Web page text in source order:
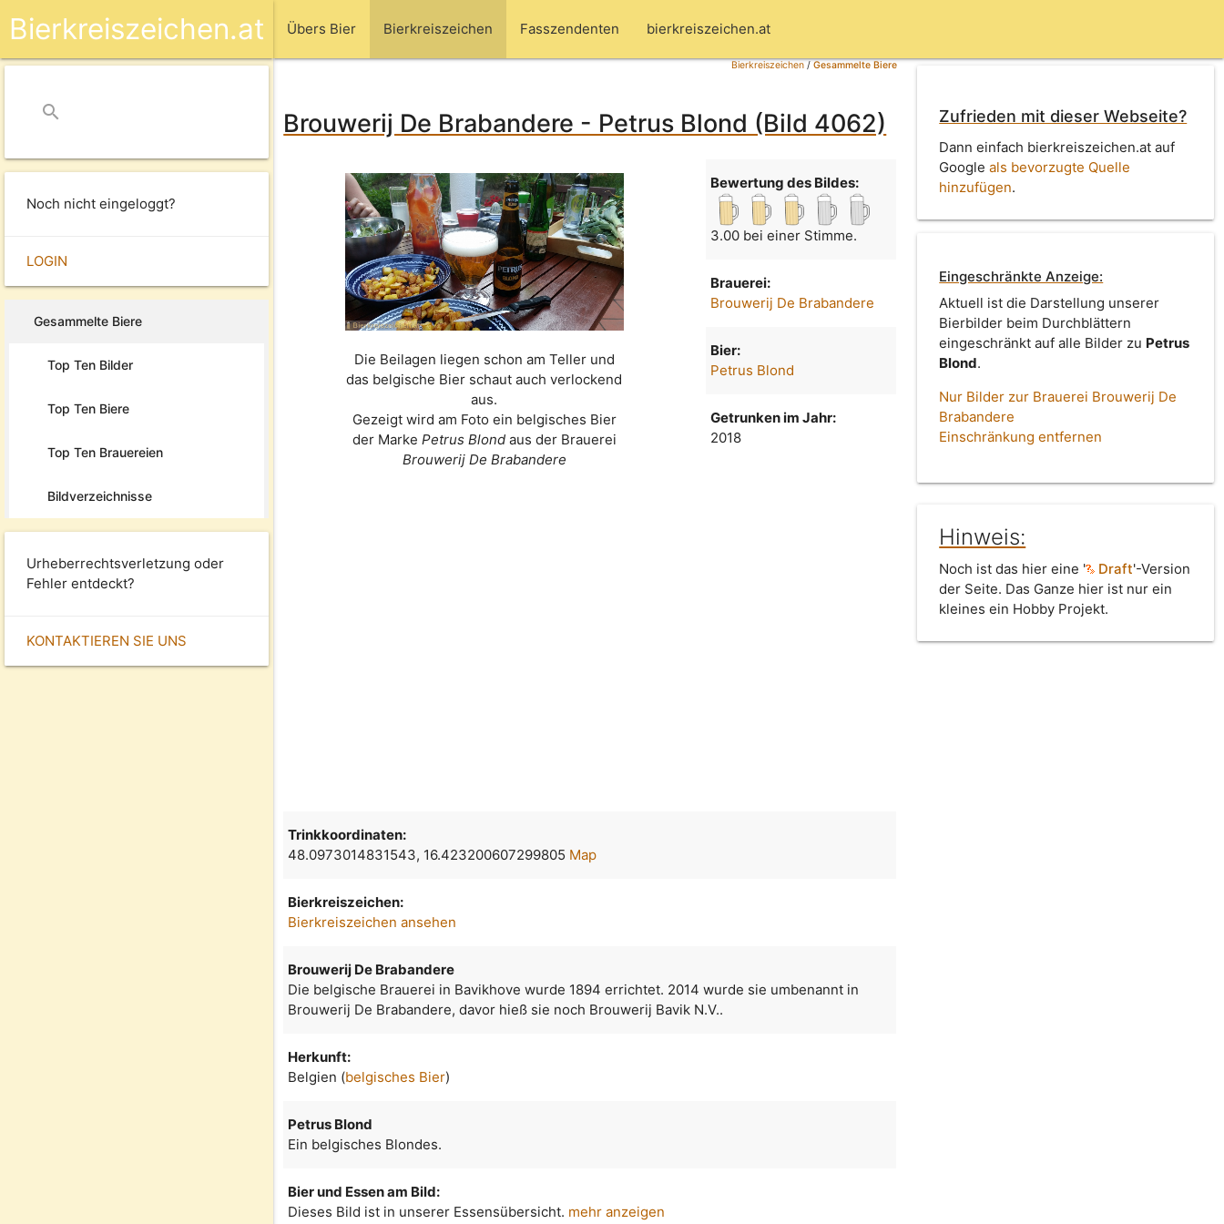
Übers Bier Bierkreiszeichen Fasszendenten bierkreiszeichen.at
Bierkreiszeichen.at
search
Noch nicht eingeloggt?
LOGIN
Gesammelte Biere
Top Ten Bilder
Top Ten Biere
Top Ten Brauereien
Bildverzeichnisse
Urheberrechtsverletzung oder
Fehler entdeckt?
KONTAKTIEREN SIE UNS
Bierkreiszeichen/Gesammelte Biere
Brouwerij De Brabandere - Petrus Blond (Bild 4062)
Die Beilagen liegen schon am Teller und
das belgische Bier schaut auch verlockend
aus.
Gezeigt wird am Foto ein belgisches Bier
der Marke Petrus Blondaus der Brauerei
Brouwerij De Brabandere
Bewertung des Bildes:
3.00 bei einer Stimme.
Brauerei:
Brouwerij De Brabandere
Bier:
Petrus Blond
Getrunken im Jahr:
2018
Zufrieden mit dieser Webseite?
Dann einfach bierkreiszeichen.at auf
Googleals bevorzugte Quelle
hinzufügen.
Eingeschränkte Anzeige:
Aktuell ist die Darstellung unserer
Bierbilder beim Durchblättern
eingeschränkt auf alle Bilder zu Petrus
Blond.
Nur Bilder zur Brauerei Brouwerij De
Brabandere
Einschränkung entfernen
Hinweis:
Noch ist das hier eine ' Draft'-Version
der Seite. Das Ganze hier ist nur ein
kleines ein Hobby Projekt.
Trinkkoordinaten:
48.0973014831543, 16.423200607299805 Map
Bierkreiszeichen:
Bierkreiszeichen ansehen
Brouwerij De Brabandere
Die belgische Brauerei in Bavikhove wurde 1894 errichtet. 2014 wurde sie umbenannt in
Brouwerij De Brabandere, davor hieß sie noch Brouwerij Bavik N.V..
Herkunft:
Belgien (belgisches Bier)
Petrus Blond
Ein belgisches Blondes.
Bier und Essen am Bild:
Dieses Bild ist in unserer Essensübersicht. mehr anzeigen